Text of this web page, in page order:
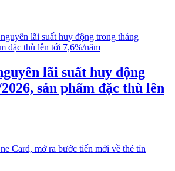
lãi suất huy động
sản phẩm đặc thù lên